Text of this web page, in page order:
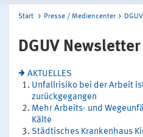
Start Presse / Mediencenter
DGUV
AKTUELLES
Unfallrisiko bei der Arbeit
zurückgegangen
Mehr Arbeits- und
Kälte
Städtisches Krankenhaus